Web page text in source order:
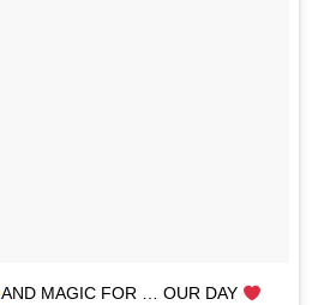
AND MAGIC FOR … OUR DAY